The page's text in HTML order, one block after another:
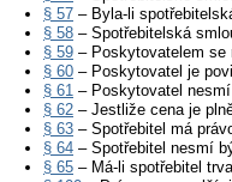
§ 57 – Byla-li
§ 58 – Spotřebitelská
§ 59 – Poskytovatelem se
§ 60 – Poskytovatel je
§ 61 – Poskytovatel
§ 62 – Jestliže cena je
§ 63 – Spotřebitel má
§ 64 – Spotřebitel nesmí
§ 65 – Má-li spotřebitel